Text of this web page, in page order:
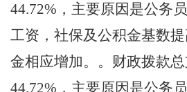
44.72%，主要原因是公务
工资，社保及公积金基数
金相应增加。。财政拨款
44.72%，主要原因是公务